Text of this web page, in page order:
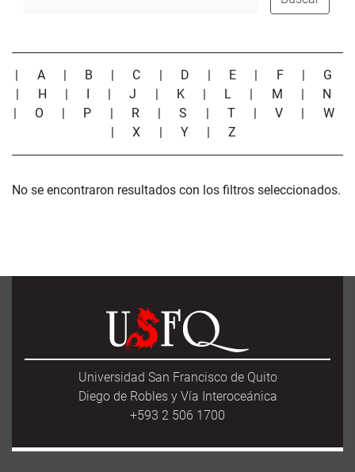
| A | B | C | D | E | F | G
| H | I |J | K | L | M | N
| O | P | R |S | T |V | W
|X | Y |Z
No se encontraron resultados con los filtros seleccionados.
Universidad San Francisco de Quito
Diego de Robles y Vía Interoceánica
+593 2 506 1700